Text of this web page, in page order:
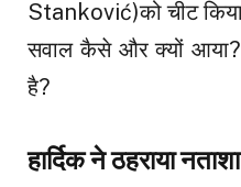
Stanković)को चीट
सवाल कैसे और क्यों
है?
हार्दिक ने ठहराया